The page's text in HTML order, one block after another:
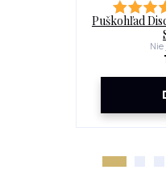
Puškohľad
Nie